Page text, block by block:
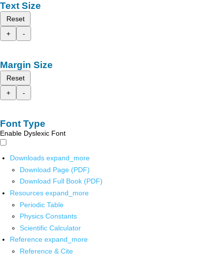
Text Size
Reset
+
-
Margin Size
Reset
+
-
Font Type
Enable Dyslexic Font
Downloads expand_more
Download Page (PDF)
Download Full Book (PDF)
Resources expand_more
Periodic Table
Physics Constants
Scientific Calculator
Reference expand_more
Reference & Cite